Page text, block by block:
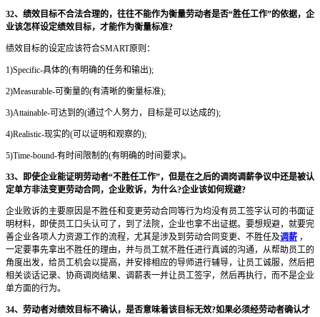
32、绩效目标不合法合理的，往往不能作为衡量劳动者是否“胜任工作”的依据，企
业该怎样设定绩效目标，才能作为衡量标准?
绩效目标的设定应该符合SMART原则：
1)Specific-具体的(有明确的任务和输出);
2)Measurable-可衡量的(有清晰的衡量标准);
3)Attainable-可达到的(通过个人努力，目标是可以达成的);
4)Realistic-现实的(可以证明和观察的);
5)Time-bound-有时间限制的(有明确的时间要求)。
33、即使企业能证明劳动者“不胜任工作”，但是在之后的调岗调薪争议中还是被认
定单方非法变更劳动合同，企业败诉，为什么?企业该如何规避?
企业败诉的主要原因是不胜任和变更劳动合同等行为均没有员工签字认可的书面证
明材料，即使员工口头认可了，到了法院，企业也拿不出证据。要想规避，就要完
善企业各项人力资源工作的流程，尤其是涉及到劳动合同变更、不胜任及调薪 ，
一定要事先拿出不胜任的理由，并与员工就不胜任进行真诚的沟通，从帮助员工的
角度出发，给员工机会以提高，并安排相应的导师进行辅导，让员工诚服，然后把
相关谈话记录、协商调岗结果、调薪表一并让员工签字，然后再执行，而不是企业
单方面的行为。
34、劳动者对绩效目标不确认，是否意味着该目标无效?如果必须经劳动者确认才